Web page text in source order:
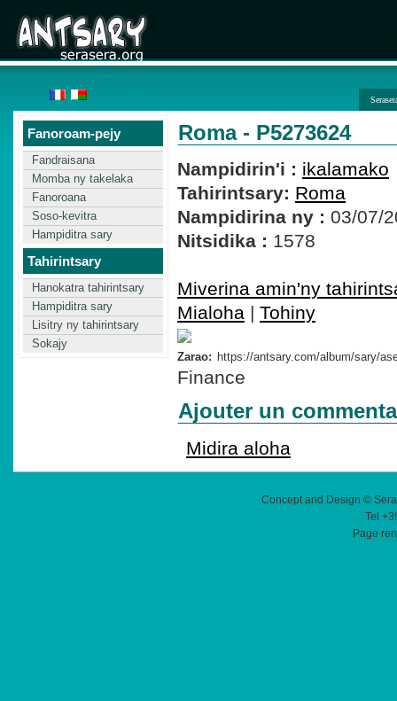
Fanoroam-pejy
Fandraisana
Momba ny takelaka
Fanoroana
Soso-kevitra
Hampiditra sary
Tahirintsary
Hanokatra tahirintsary
Hampiditra sary
Lisitry ny tahirintsary
Sokajy
Roma - P5273624
Nampidirin'i : ikalamako
Tahirintsary: Roma
Nampidirina ny : 03/07/
Nitsidika : 1578
Miverina amin'ny
Mialoha | Tohiny
Zarao:
Finance
Ajouter un
Midira aloha
Concept and Design ©
Tel
Page